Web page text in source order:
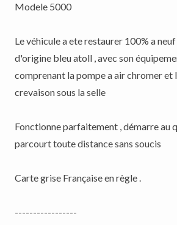
Modele 5000
Le véhicule a ete restaurer 100% a
d'origine bleu atoll , avec son
comprenant la pompe a air chromer et
crevaison sous la selle
Fonctionne parfaitement , démarre au
parcourt toute distance sans soucis
Carte grise Française en règle .
-----------------